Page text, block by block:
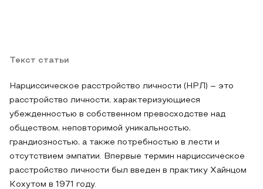
Текст статьи
Нарциссическое расстройство личности (НРЛ) – это
расстройство личности, характеризующиеся
убежденностью в собственном превосходстве над
обществом, неповторимой уникальностью,
грандиозностью, а также потребностью в лести и
отсутствием эмпатии. Впервые термин нарциссическое
расстройство личности был введен в практику Хайнцом
Кохутом в 1971 году.